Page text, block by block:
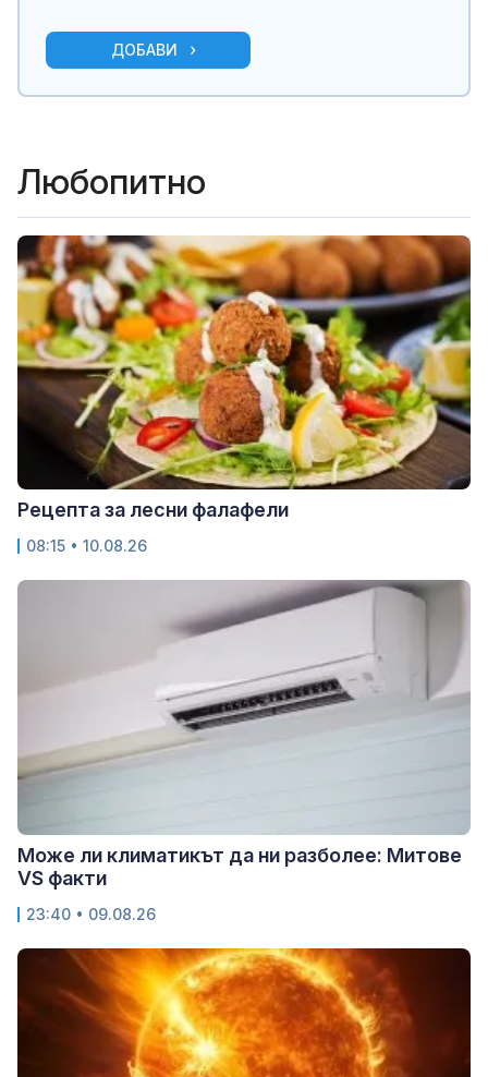
ДОБАВИ
Любопитно
Рецепта за лесни фалафели
08:15 • 10.08.26
Може ли климатикът да ни разболее: Митове
VS факти
23:40 • 09.08.26